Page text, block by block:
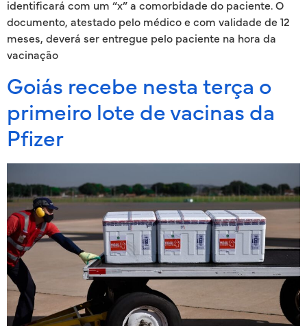
identificará com um “x” a comorbidade do paciente. O
documento, atestado pelo médico e com validade de 12
meses, deverá ser entregue pelo paciente na hora da
vacinação
Goiás recebe nesta terça o
primeiro lote de vacinas da
Pfizer